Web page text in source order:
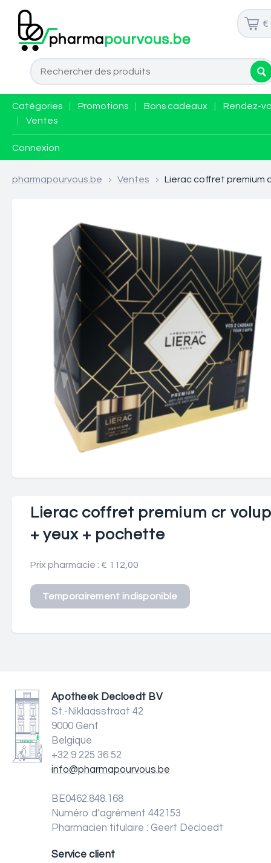
€
Catégories Promotions Bons cadeaux
Rendez-
Ventes
Connexion
pharmapourvous.be > Ventes > Lierac coffret premium
Lierac coffret premium cr
+ yeux + pochette
Prix pharmacie : € 112,00
Apotheek Decloedt BV
St.-Niklaasstraat 42
9000 Gent
Belgique
+32 9 225 36 52
info@pharmapourvous.be
BE0462.848.168
Numéro d’agrément 442153
Pharmacien titulaire : Geert Decloedt
Service client